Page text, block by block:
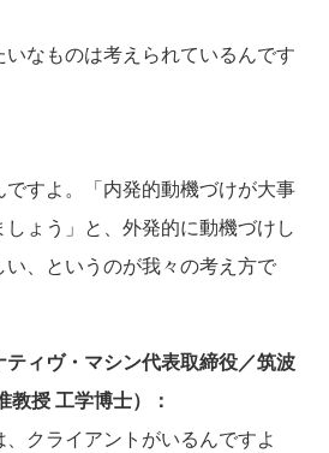
なものは考えられているんです
すよ。「内発的動機づけが大事
ょう」と、外発的に動機づけし
、というのが我々の考え方で
ィヴ・マシン代表取締役／筑波
教授 工学博士）：
クライアントがいるんですよ